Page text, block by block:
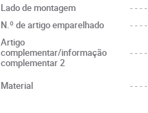
Lado de montagem ----
N.º de artigo emparelhado
----
Artigo
complementar/informação
complementar 2
----
Material ----